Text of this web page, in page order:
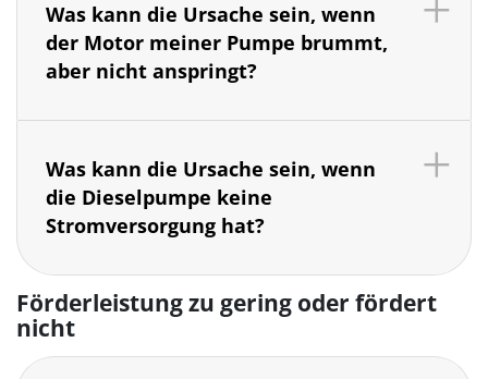
Was kann die Ursache sein, wenn
der Motor meiner Pumpe brummt,
aber nicht anspringt?
Was kann die Ursache sein, wenn
die Dieselpumpe keine
Stromversorgung hat?
Förderleistung zu gering oder fördert
nicht